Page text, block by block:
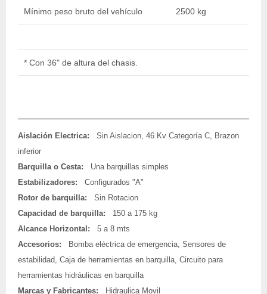
Mínimo peso bruto del vehículo 2500 kg
* Con 36" de altura del chasis.
Aislación Electrica:
Sin Aislacion, 46 Kv Categoría C, Brazon
inferior
Barquilla o Cesta:
Una barquillas simples
Estabilizadores:
Configurados "A"
Rotor de barquilla:
Sin Rotacion
Capacidad de barquilla:
150 a 175 kg
Alcance Horizontal:
5 a 8 mts
Accesorios:
Bomba eléctrica de emergencia, Sensores de
estabilidad, Caja de herramientas en barquilla, Circuito para
herramientas hidráulicas en barquilla
Marcas y Fabricantes:
Hidraulica Movil